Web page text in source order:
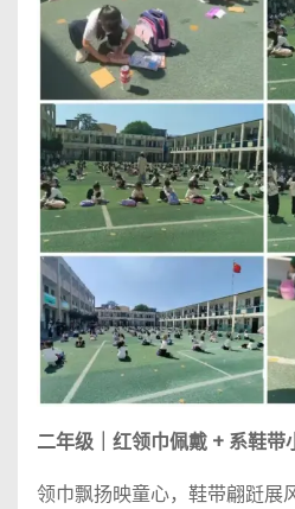
二年级｜红领巾佩戴 + 系鞋带
领巾飘扬映童心，鞋带翩跹展